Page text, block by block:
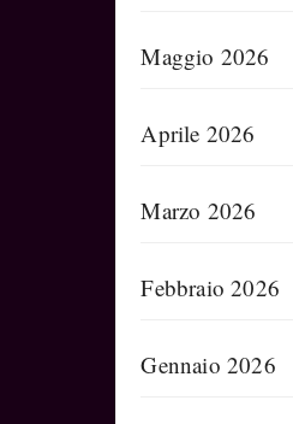
Maggio 2026
Aprile 2026
Marzo 2026
Febbraio 2026
Gennaio 2026